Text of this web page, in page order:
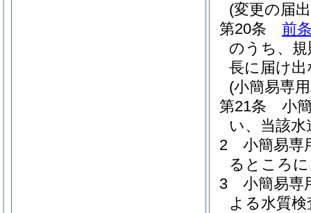
(変更の届
第20条
前
のうち、
長に届け
(小簡易専
第21条
小
い、当該
2
小簡易専
るところ
3
小簡易専
よる水質